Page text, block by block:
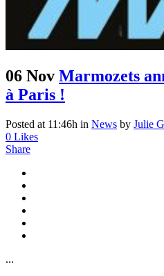
06 Nov Marmozets
à Paris !
Posted at 11:46h in News by Julie
0 Likes
Share
...